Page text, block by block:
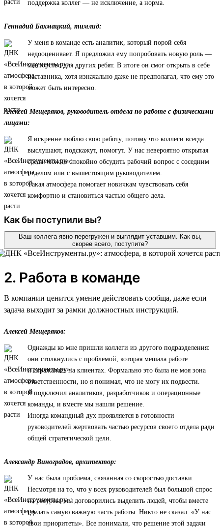
поддержка коллег — не исключение, а норма.
Геннадий Бахмацкий, тимлид:
У меня в команде есть аналитик, который порой себя
недооценивает. Я предложил ему попробовать новую роль —
менторство для других ребят. В итоге он смог открыть в себе
наставника, хотя изначально даже не предполагал, что ему это
может быть интересно.
Алексей Мещеряков, руководитель отдела по работе с физическими
лицами:
Я искренне люблю свою работу, потому что коллеги всегда
выслушают, подскажут, помогут. У нас невероятно открытая
среда: можно спокойно обсудить рабочий вопрос с соседним
отделом или с вышестоящим руководителем.
Такая атмосфера помогает новичкам чувствовать себя
комфортно и становиться частью общего дела.
Как бы поступили вы?
Ваш коллега явно перегружен и выглядит уставшим. Как вы,
скорее всего, поступите?
2. Работа в команде
В компании ценится умение действовать сообща, даже если
задача выходит за рамки должностных инструкций.
Алексей Мещеряков:
Однажды ко мне пришли коллеги из другого подразделения:
они столкнулись с проблемой, которая мешала работе
и отражалась на клиентах. Формально это была не моя зона
ответственности, но я понимал, что не могу их подвести.
Я подключил аналитиков, разработчиков и операционные
команды, и вместе мы нашли решение.
Иногда командный дух проявляется в готовности
руководителей жертвовать частью ресурсов своего отдела ради
общей стратегической цели.
Александр Виноградов, архитектор:
У нас была проблема, связанная со скоростью доставки.
Несмотря на то, что у всех руководителей был большой спрос
на ресурсы, мы договорились выделить людей, чтобы вместе
сделать самую важную часть работы. Никто не сказал: «У нас
свои приоритеты». Все понимали, что решение этой задачи